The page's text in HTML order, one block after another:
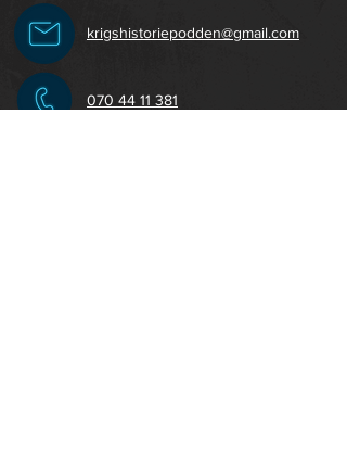
krigshistoriepodden@gmail.com
070 44 11 381